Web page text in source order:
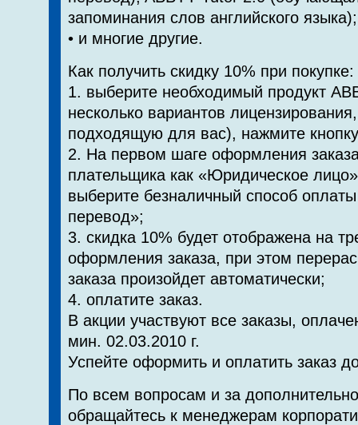
запоминания слов английского языка);
• и многие другие.
Как получить скидку 10% при покупке:
1. выберите необходимый продукт
несколько вариантов
подходящую для вас), нажмите
2. На первом шаге оформления
плательщика как «Юридическое
выберите безналичный способ
перевод»;
3. скидка 10% будет отображена на
оформления заказа, при этом
заказа произойдет автоматически;
4. оплатите заказ.
В акции участвуют все заказы,
мин. 02.03.2010 г.
Успейте оформить и оплатить заказ
По всем вопросам и за
обращайтесь к менеджерам